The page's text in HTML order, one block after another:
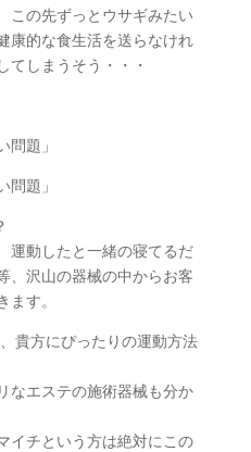
この先ずっとウサギみたい
康的な食生活を送らなけれ
てしまうそう・・・
問題」
問題」
運動したと一緒の寝てるだ
、沢山の器械の中からお客
す。
貴方にぴったりの運動方法
なエステの施術器械も分か
イチという方は絶対にこの